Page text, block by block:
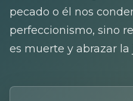
pecado o él nos
perfeccionismo, sino
es muerte y abrazar la